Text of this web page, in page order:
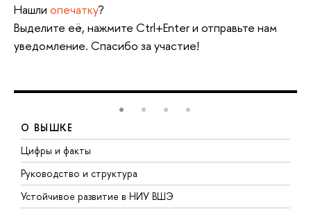
Нашли опечатку?
Выделите её, нажмите Ctrl+Enter и отправьте нам
уведомление. Спасибо за участие!
О ВЫШКЕ
Цифры и факты
Руководство и структура
Устойчивое развитие в НИУ ВШЭ